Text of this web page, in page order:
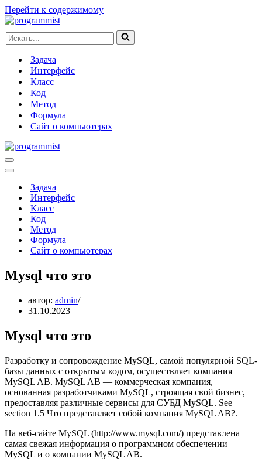
Перейти к содержимому
Искать...
Задача
Интерфейс
Класс
Код
Метод
Формула
Сайт о компьютерах
Меню
навигации
Меню
навигацииЗадача
Интерфейс
Класс
Код
Метод
Формула
Сайт о компьютерах
Mysql что это
автор: admin
31.10.2023
Mysql что это
Разработку и сопровождение MySQL, самой популярной SQL-
базы данных с открытым кодом, осуществляет компания
MySQL AB. MySQL AB — коммерческая компания,
основанная разработчиками MySQL, строящая свой бизнес,
предоставляя различные сервисы для СУБД MySQL. See
section 1.5 Что представляет собой компания MySQL AB?.
На веб-сайте MySQL (http://www.mysql.com/) представлена
самая свежая информация о программном обеспечении
MySQL и о компании MySQL AB.